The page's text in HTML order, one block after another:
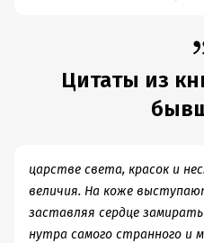
Цитаты из
царстве света, красок и
величия. На коже
заставляя сердце
нутра самого странного и